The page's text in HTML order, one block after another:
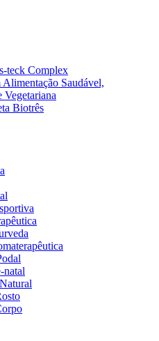
teck Complex
Alimentação Saudável,
Biotrês
natal